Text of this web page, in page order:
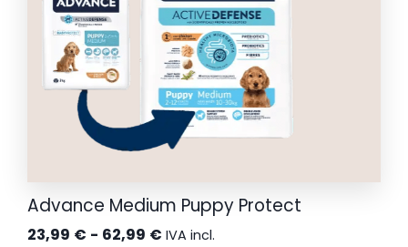
Advance Medium Puppy Protect
23,99 € - 62,99 € Rango
IVA incl.